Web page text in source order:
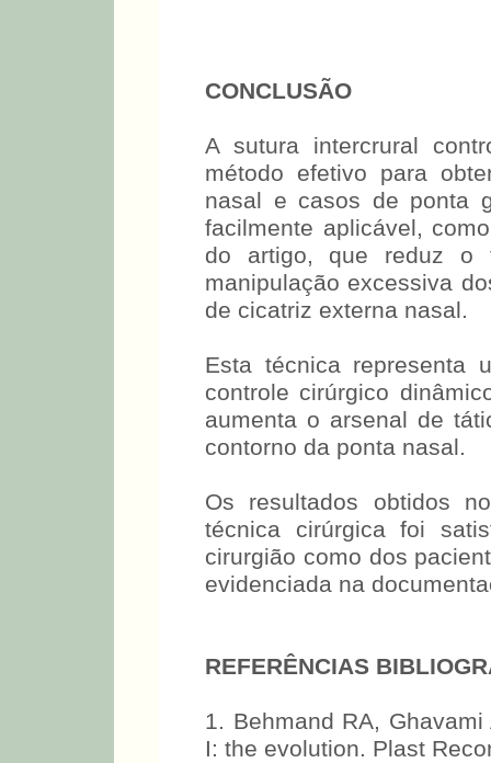
CONCLUSÃO
A sutura intercrural
método efetivo para
nasal e casos de ponta
facilmente aplicável,
do artigo, que reduz o
manipulação excessiva
de cicatriz externa nasal.
Esta técnica representa
controle cirúrgico
aumenta o arsenal de
contorno da ponta nasal.
Os resultados obtidos
técnica cirúrgica foi
cirurgião como dos
evidenciada na
REFERÊNCIAS
1. Behmand RA,
I: the evolution. Plast